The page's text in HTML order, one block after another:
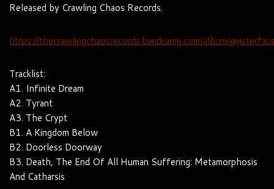
Released by Crawling Chaos Records.
https://thecrawlingchaosrecords.bandcamp.com/album/
Tracklist:
A1. Infinite Dream
A2. Tyrant
A3. The Crypt
B1. A Kingdom Below
B2. Doorless Doorway
B3. Death, The End Of All Human Suffering: Metamorphosis
And Catharsis